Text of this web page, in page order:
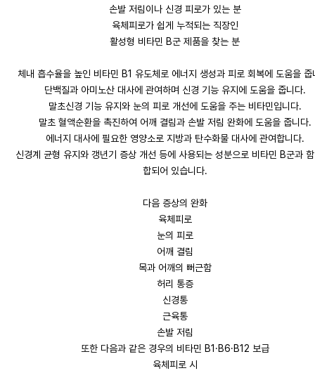
손발 저림이나 신경 피로가 있는 분
육체피로가 쉽게 누적되는 직장인
활성형 비타민 B군 제품을 찾는 분
체내 흡수율을 높인 비타민 B1 유도체로 에너지 생성과 피로 회복에 도움을 줍
단백질과 아미노산 대사에 관여하며 신경 기능 유지에 도움을 줍니다.
말초신경 기능 유지와 눈의 피로 개선에 도움을 주는 비타민입니다.
말초 혈액순환을 촉진하여 어깨 결림과 손발 저림 완화에 도움을 줍니다.
에너지 대사에 필요한 영양소로 지방과 탄수화물 대사에 관여합니다.
신경계 균형 유지와 갱년기 증상 개선 등에 사용되는 성분으로 비타민 B군과
합되어 있습니다.
다음 증상의 완화
육체피로
눈의 피로
어깨 결림
목과 어깨의 뻐근함
허리 통증
신경통
근육통
손발 저림
또한 다음과 같은 경우의 비타민 B1·B6·B12 보급
육체피로 시